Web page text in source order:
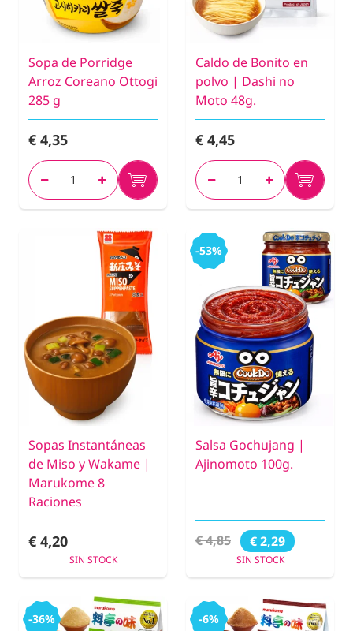
Sopa de Porridge
Arroz Coreano Ottogi
285 g
€ 4,35
Caldo de Bonito en
polvo | Dashi no
Moto 48g.
€ 4,45
Sopas Instantáneas
de Miso y Wakame |
Marukome 8
Raciones
€ 4,20
SIN STOCK
-53%
Salsa Gochujang |
Ajinomoto 100g.
€ 4,85 € 2,29
SIN STOCK
-36% -6%